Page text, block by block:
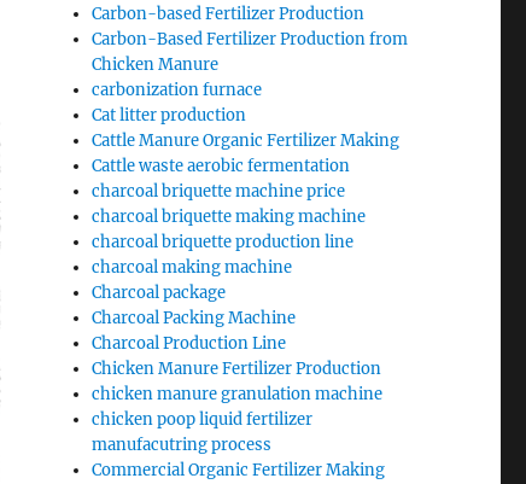
Carbon-based Fertilizer Production
Carbon-Based Fertilizer Production from
Chicken Manure
carbonization furnace
Cat litter production
Cattle Manure Organic Fertilizer Making
Cattle waste aerobic fermentation
charcoal briquette machine price
charcoal briquette making machine
charcoal briquette production line
charcoal making machine
Charcoal package
Charcoal Packing Machine
Charcoal Production Line
Chicken Manure Fertilizer Production
chicken manure granulation machine
chicken poop liquid fertilizer
manufacutring process
Commercial Organic Fertilizer Making